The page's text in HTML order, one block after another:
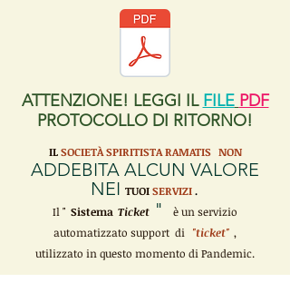
ATTENZIONE! LEGGI IL FILE PDF
PROTOCOLLO DI RITORNO!
IL SOCIETÀ SPIRITISTA RAMATIS NON
ADDEBITA ALCUN VALORE
NEI TUOI SERVIZI.
Il " Sistema Ticket "
è un servizio
automatizzato support di
"ticket" ,
utilizzato in questo momento di Pandemic.